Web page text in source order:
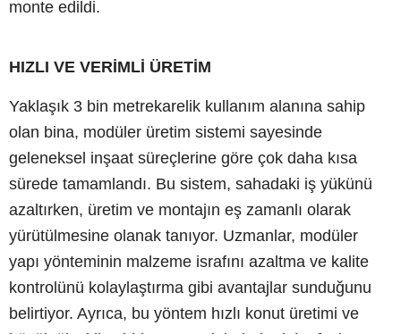
monte edildi.
HIZLI VE VERİMLİ ÜRETİM
Yaklaşık 3 bin metrekarelik kullanım alanına sahip
olan bina, modüler üretim sistemi sayesinde
geleneksel inşaat süreçlerine göre çok daha kısa
sürede tamamlandı. Bu sistem, sahadaki iş yükünü
azaltırken, üretim ve montajın eş zamanlı olarak
yürütülmesine olanak tanıyor. Uzmanlar, modüler
yapı yönteminin malzeme israfını azaltma ve kalite
kontrolünü kolaylaştırma gibi avantajlar sunduğunu
belirtiyor. Ayrıca, bu yöntem hızlı konut üretimi ve